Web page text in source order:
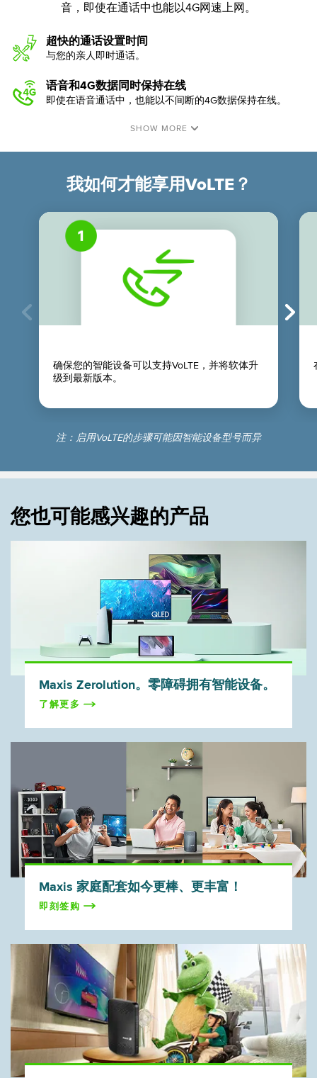
音，即使在通话中也能以4G网速上网。
超快的通话设置时间
与您的亲人即时通话。
语音和4G数据同时保持在线
即使在语音通话中，也能以不间断的4G数据保持在线。
我如何才能享用VoLTE？
确保您的智能设备可以支持VoLTE，并将软体升
级到最新版本。
注：启用VoLTE的步骤可能因智能设备型号而异
您也可能感兴趣的产品
Maxis Zerolution。零障碍拥有智能设备。
了解更多
Maxis 家庭配套如今更棒、更丰富！
即刻签购